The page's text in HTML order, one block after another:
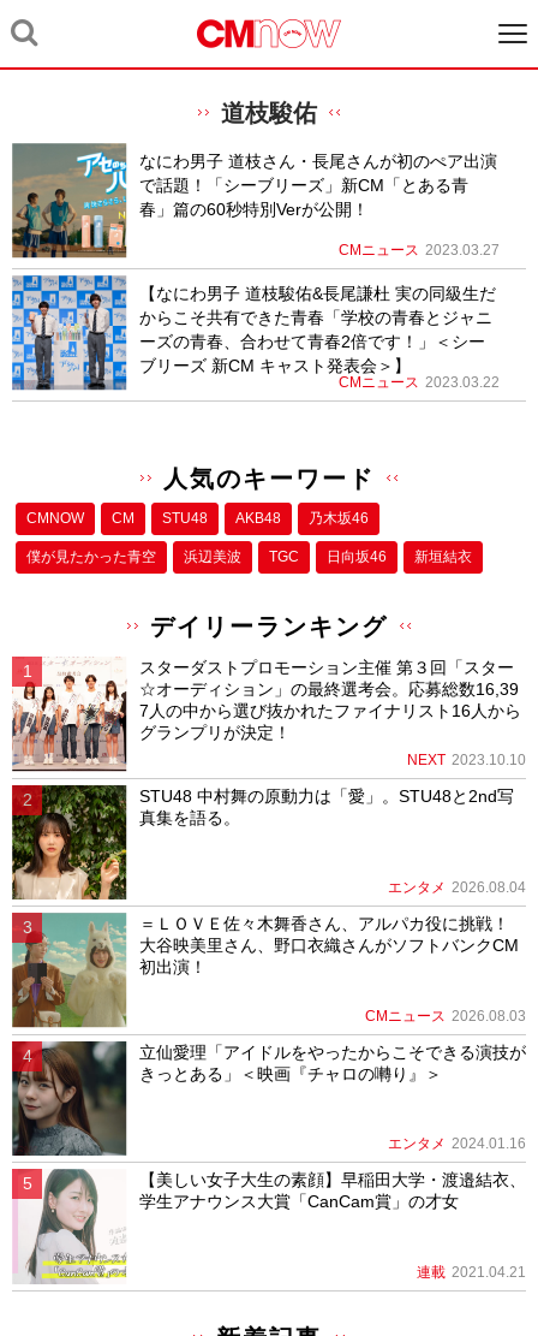
道枝駿佑
なにわ男子 道枝さん・長尾さんが初のぺア出演
で話題！「シーブリーズ」新CM「とある青
春」篇の60秒特別Verが公開！
CMニュース 2023.03.27
【なにわ男子 道枝駿佑&長尾謙杜 実の同級生だ
からこそ共有できた青春「学校の青春とジャニ
ーズの青春、合わせて青春2倍です！」＜シー
ブリーズ 新CM キャスト発表会＞】
CMニュース 2023.03.22
人気のキーワード
CMNOW CM STU48 AKB48 乃木坂46
僕が⾒たかった⻘空 浜辺美波 TGC 日向坂46 新垣結衣
デイリーランキング
スターダストプロモーション主催 第３回「スター
☆オーディション」の最終選考会。応募総数16,39
7人の中から選び抜かれたファイナリスト16人から
グランプリが決定！
NEXT 2023.10.10
STU48 中村舞の原動力は「愛」。STU48と2nd写
真集を語る。
エンタメ 2026.08.04
＝ＬＯＶＥ佐々木舞香さん、アルパカ役に挑戦！
大谷映美里さん、野口衣織さんがソフトバンクCM
初出演！
CMニュース 2026.08.03
立仙愛理「アイドルをやったからこそできる演技が
きっとある」＜映画『チャロの囀り』＞
エンタメ 2024.01.16
【美しい女子大生の素顔】早稲田大学・渡邉結衣、
学生アナウンス大賞「CanCam賞」の才女
連載 2021.04.21